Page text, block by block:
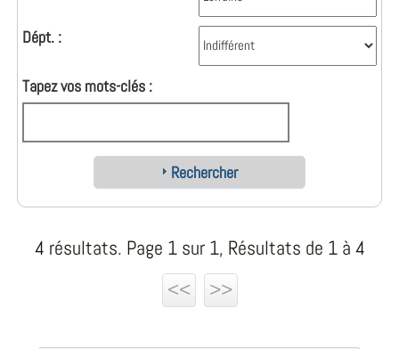
Dépt. :
Tapez vos mots-clés :
Rechercher
4 résultats. Page 1 sur 1, Résultats de 1 à 4
<<
>>